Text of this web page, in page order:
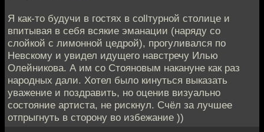
Я как-то будучи в гостях в collтурной столице и
впитывая в себя всякие эманации (наряду со
слойкой с лимонной цедрой), прогуливался по
Невскому и увидел идущего навстречу Илью
Олейникова. А им со Стояновым накануне как раз
народных дали. Хотел было кинуться выказать
уважение и поздравить, но оценив визуально
состояние артиста, не рискнул. Счёл за лучшее
отпрыгнуть в сторону во избежание ))